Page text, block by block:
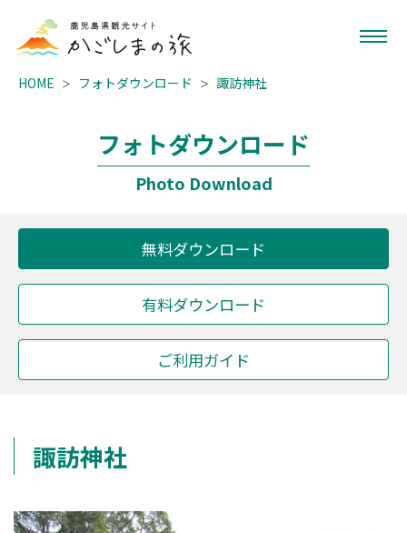
HOME フォトダウンロード 諏訪神社
フォトダウンロード
Photo Download
無料ダウンロード
有料ダウンロード
ご利用ガイド
諏訪神社